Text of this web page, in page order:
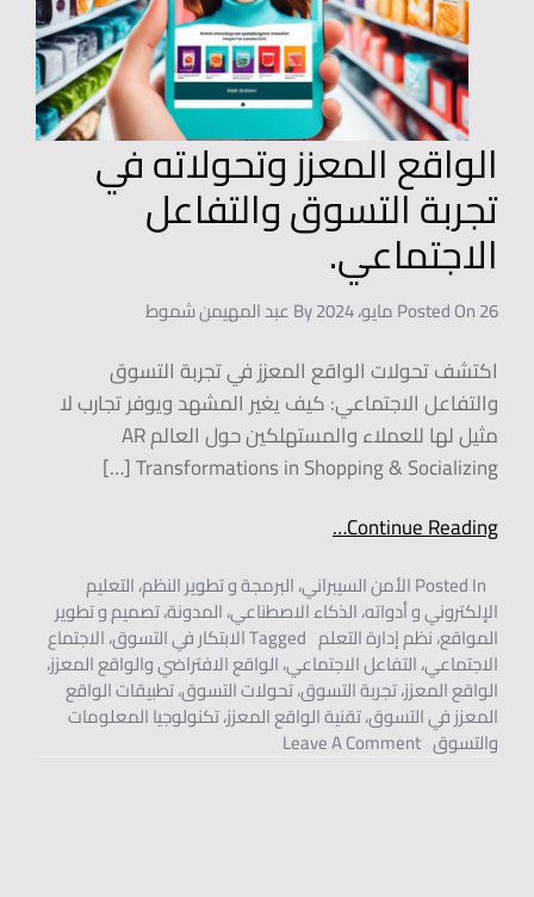
الواقع المعزز وتحولاته في
تجربة التسوق والتفاعل
الاجتماعي.
Posted On26 مايو، 2024 عبد المهيمن شموط
اكتشف تحولات الواقع المعزز في تجربة التسوق
والتفاعل الاجتماعي: كيف يغير المشهد ويوفر تجارب لا
مثيل لها للعملاء والمستهلكين حول العالم AR
Transformations in Shopping & Socializing […]
Continue Reading…
Posted Inالأمن السيبراني،البرمجة و تطوير النظم،التعليم
الإلكتروني و أدواته،الذكاء الاصطناعي،المدونة،تصميم و تطوير
المواقع،نظم إدارة التعلم Taggedالابتكار في التسوق،الاجتماع
الاجتماعي،التفاعل الاجتماعي،الواقع الافتراضي والواقع المعزز،
الواقع المعزز،تجربة التسوق،تحولات التسوق،تطبيقات الواقع
المعزز في التسوق،تقنية الواقع المعزز،تكنولوجيا المعلومات
والتسوق Leave A Comment